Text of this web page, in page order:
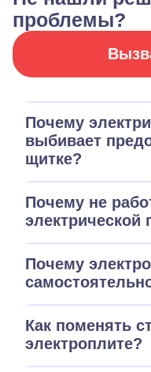
проблемы?
Почему
выбивает
щитке?
Почему не
электрической
Почему
Как поменять
электроплите?